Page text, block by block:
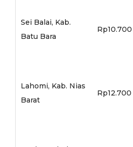
Sei Balai, Kab.
Batu Bara
Rp10.700
Lahomi, Kab. Nias
Barat
Rp12.700